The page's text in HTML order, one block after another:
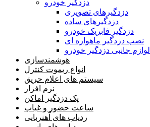
دزدگیر خودرو
دزدگیرهای تصویری
دزدگیرهای ساده
دزدگیر فابریک خودرو
نصب دزدگیر ماهواره ای
لوازم جانبی دزدگیر خودرو
هوشمندسازی
انواع ریموت کنترل
سیستم های اعلام حریق
نرم افزار
پک دزدگیر اماکن
ساعت حضور و غیاب
ردیاب های آهنربایی